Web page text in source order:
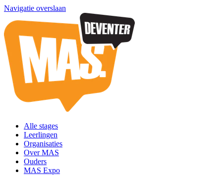
Navigatie overslaan
Alle stages
Leerlingen
Organisaties
Over MAS
Ouders
MAS Expo